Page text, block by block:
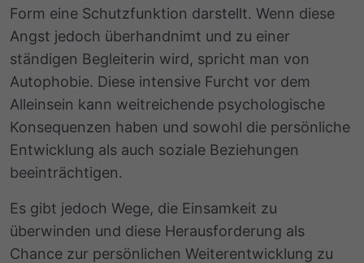
Form eine Schutzfunktion darstellt. Wenn diese
Angst jedoch überhandnimt und zu einer
ständigen Begleiterin wird, spricht man von
Autophobie. Diese intensive Furcht vor dem
Alleinsein kann weitreichende psychologische
Konsequenzen haben und sowohl die persönliche
Entwicklung als auch soziale Beziehungen
beeinträchtigen.
Es gibt jedoch Wege, die Einsamkeit zu
überwinden und diese Herausforderung als
Chance zur persönlichen Weiterentwicklung zu